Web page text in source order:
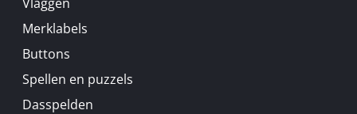
Merklabels
Buttons
Spellen en puzzels
Dasspelden